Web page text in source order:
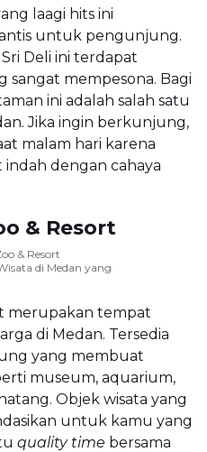
laagi hits ini
untuk pengunjung.
Deli ini terdapat
sangat mempesona. Bagi
ini adalah salah satu
Jika ingin berkunjung,
malam hari karena
dengan cahaya
& Resort
Resort
di Medan yang
merupakan tempat
di Medan. Tersedia
yang membuat
museum, aquarium,
Objek wisata yang
untuk kamu yang
quality time bersama